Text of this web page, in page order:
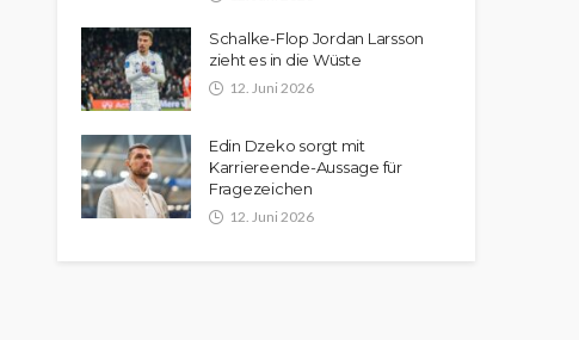
Schalke-Flop Jordan Larsson
zieht es in die Wüste
12. Juni 2026
Edin Dzeko sorgt mit
Karriereende-Aussage für
Fragezeichen
12. Juni 2026